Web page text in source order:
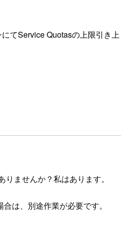
てService Quotasの上限引き上
ませんか？私はあります。
は、別途作業が必要です。